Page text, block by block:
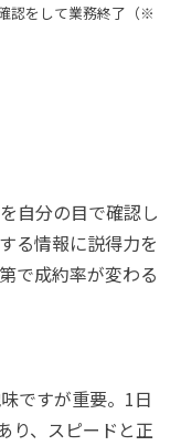
認をして業務終了（※
自分の目で確認し
る情報に説得力を
で成約率が変わる
ですが重要。1日
り、スピードと正